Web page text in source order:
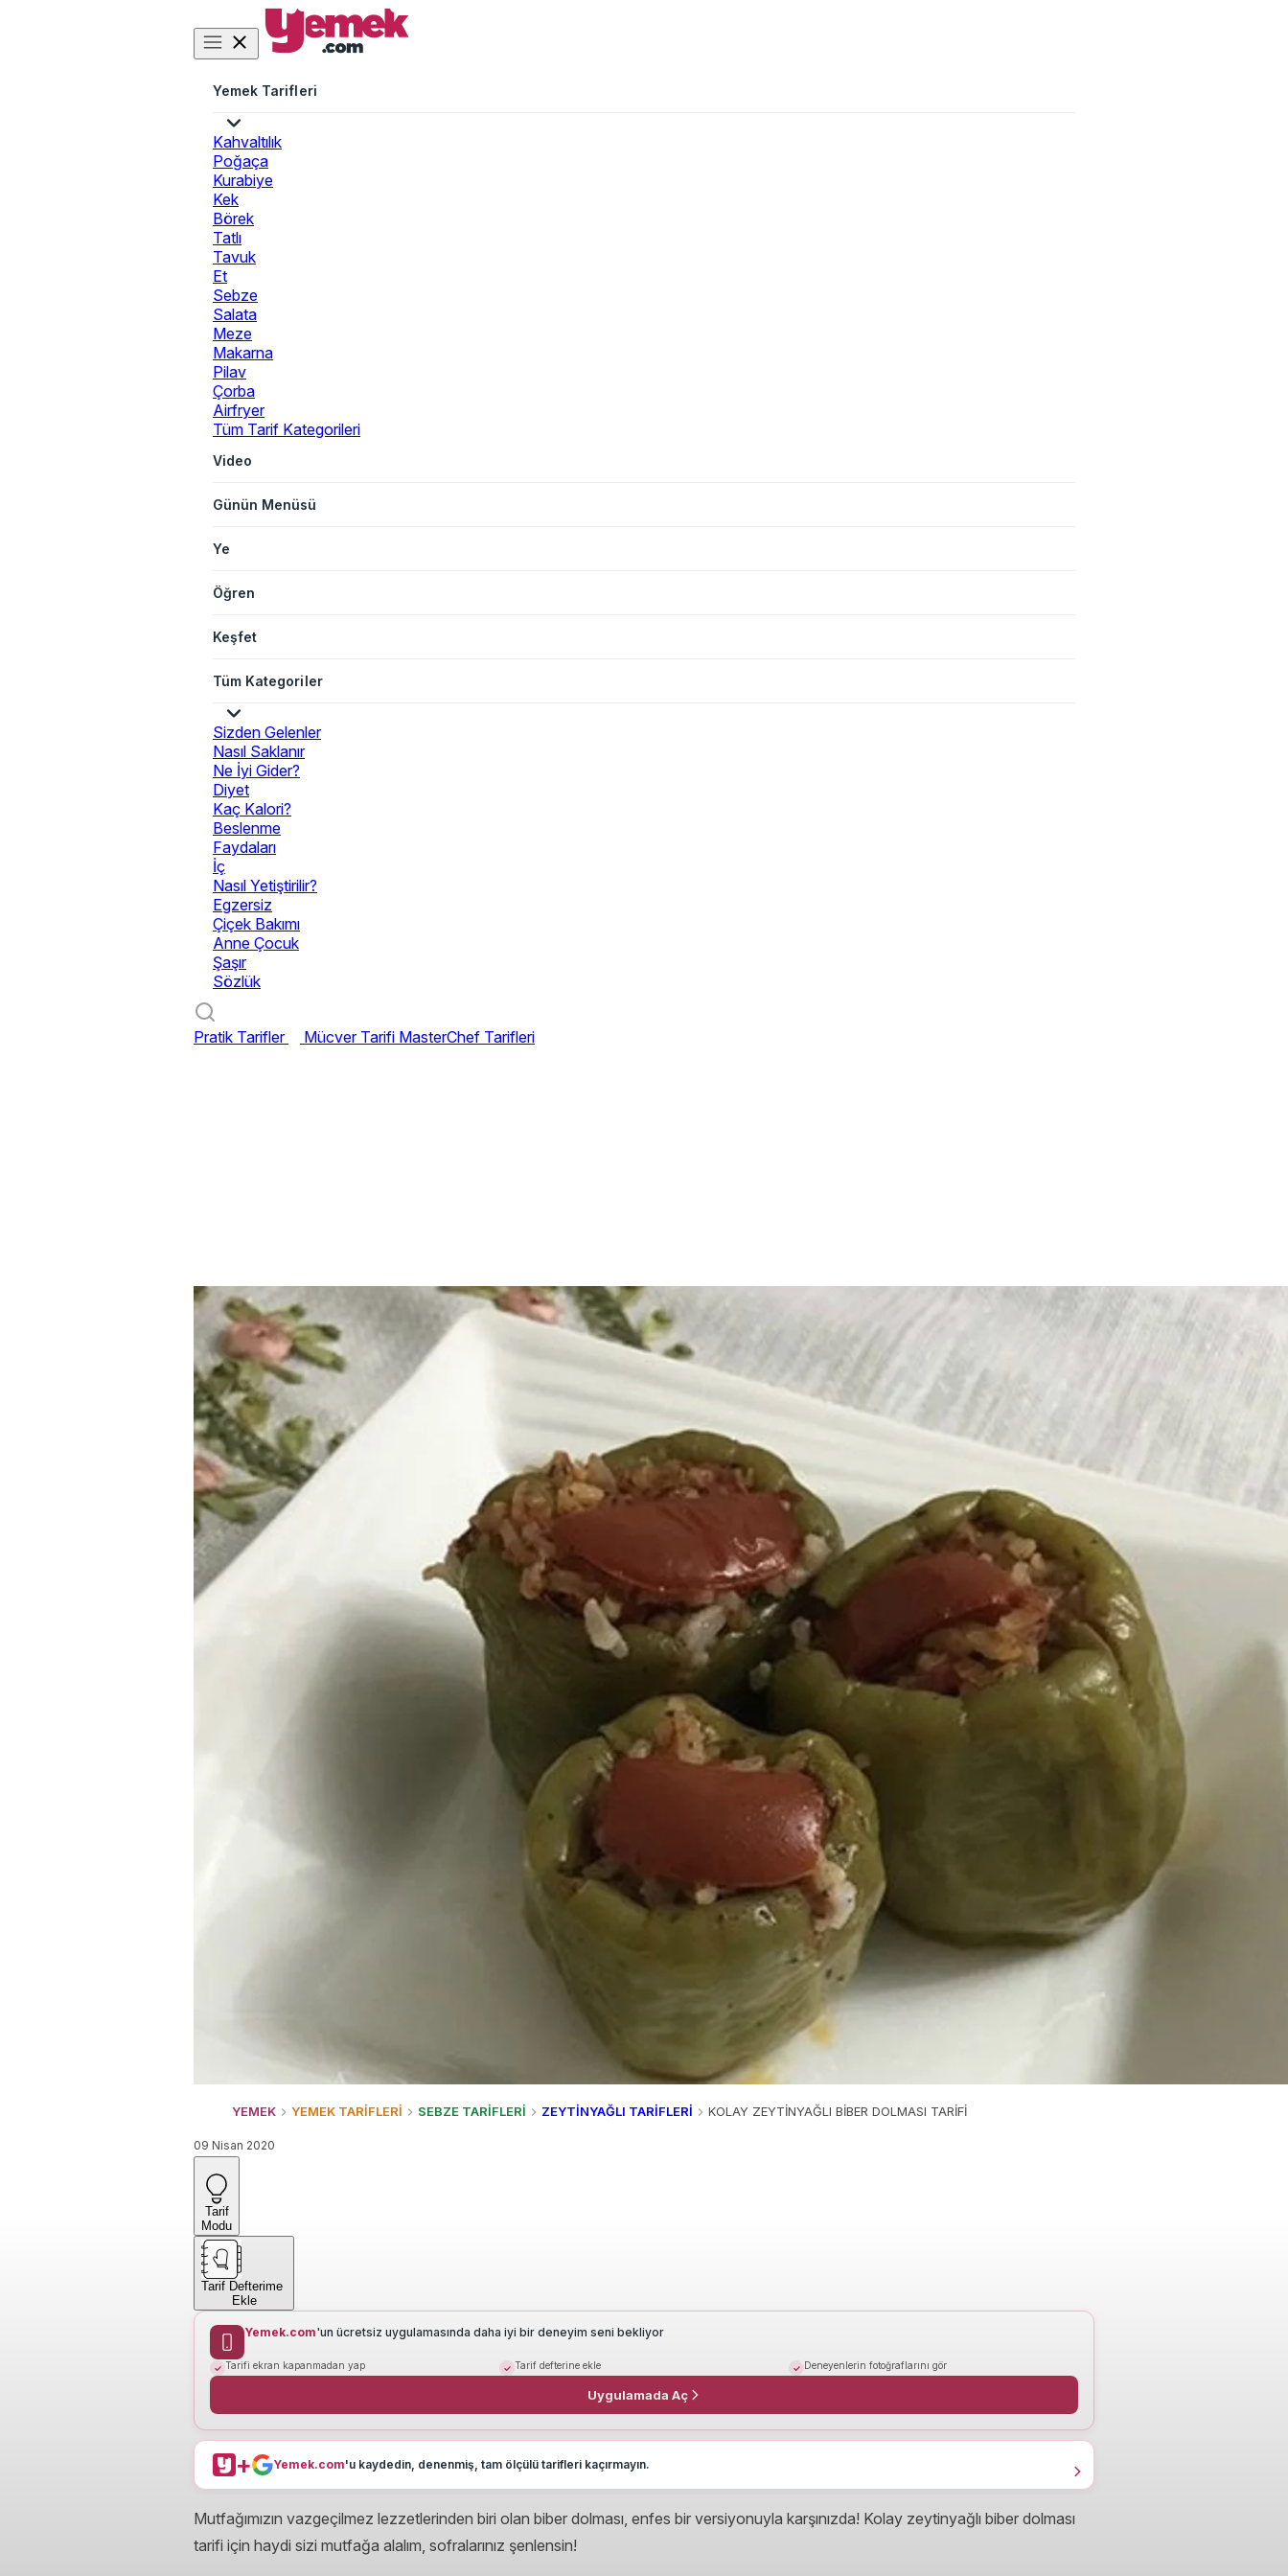
Yemek Tarifleri
Kahvaltılık
Poğaça
Kurabiye
Kek
Börek
Tatlı
Tavuk
Et
Sebze
Salata
Meze
Makarna
Pilav
Çorba
Airfryer
Tüm Tarif Kategorileri
Video
Günün Menüsü
Ye
Öğren
Keşfet
Tüm Kategoriler
Sizden Gelenler
Nasıl Saklanır
Ne İyi Gider?
Diyet
Kaç Kalori?
Beslenme
Faydaları
İç
Nasıl Yetiştirilir?
Egzersiz
Çiçek Bakımı
Anne Çocuk
Şaşır
Sözlük
Pratik Tarifler Mücver Tarifi MasterChef Tarifleri
YEMEK YEMEK TARİFLERİ SEBZE TARİFLERİ ZEYTİNYAĞLI TARİFLERİ KOLAY ZEYTİNYAĞLI BİBER DOLMASI TARİFİ
09 Nisan 2020
Tarif
Modu
Tarif Defterime
Ekle
Yemek.com'un ücretsiz uygulamasında daha iyi bir deneyim seni bekliyor
Tarifi ekran kapanmadan yap Tarif defterine ekle Deneyenlerin fotoğraflarını gör
Uygulamada Aç
+ Yemek.com'u kaydedin, denenmiş, tam ölçülü tarifleri kaçırmayın.
Mutfağımızın vazgeçilmez lezzetlerinden biri olan biber dolması, enfes bir versiyonuyla karşınızda! Kolay zeytinyağlı biber dolması
tarifi için haydi sizi mutfağa alalım, sofralarınız şenlensin!